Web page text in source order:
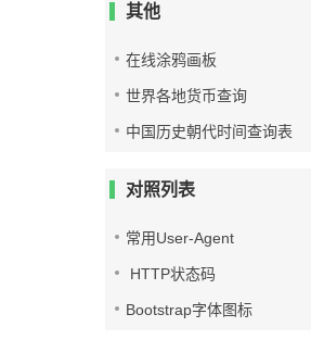
其他
在线涂鸦画板
世界各地货币查询
中国历史朝代时间查询表
对照列表
常用User-Agent
HTTP状态码
Bootstrap字体图标